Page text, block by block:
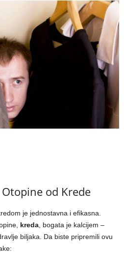
od Krede
je jednostavna i efikasna.
kreda , bogata je kalcijem –
biljaka. Da biste pripremili ovu